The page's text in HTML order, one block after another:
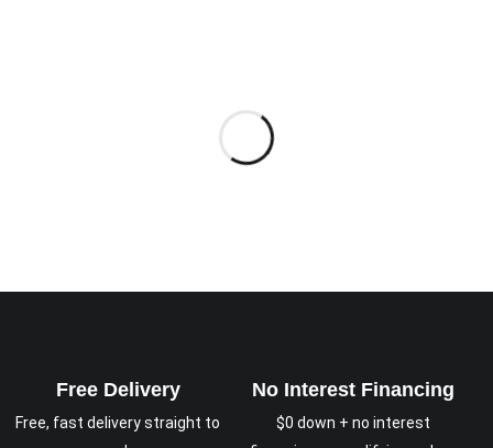
Free Delivery
Free, fast delivery straight to
No Interest Financing
$0 down + no interest